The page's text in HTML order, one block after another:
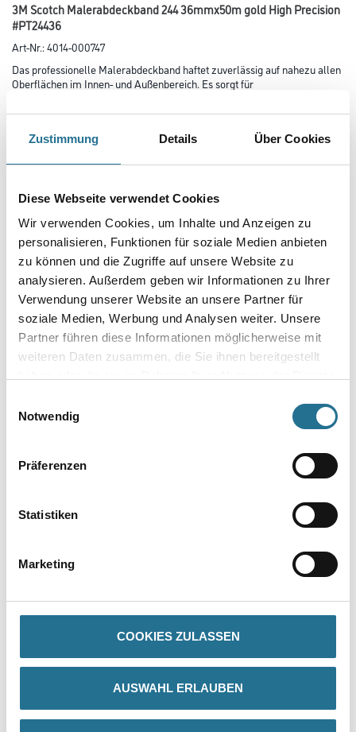
Zustimmung Details Über Cookies
Diese Webseite verwendet Cookies
Wir verwenden Cookies, um Inhalte und Anzeigen zu
personalisieren, Funktionen für soziale Medien anbieten
zu können und die Zugriffe auf unsere Website zu
analysieren. Außerdem geben wir Informationen zu Ihrer
Verwendung unserer Website an unsere Partner für
soziale Medien, Werbung und Analysen weiter. Unsere
Partner führen diese Informationen möglicherweise mit
weiteren Daten zusammen, die Sie ihnen bereitgestellt
Notwendig
Präferenzen
Statistiken
Marketing
COOKIES ZULASSEN
AUSWAHL ERLAUBEN
3M Scotch Malerabdeckband 244 36mmx50m gold High Precision
#PT24436
Art-Nr.:4014-000747
Das professionelle Malerabdeckband haftet zuverlässig auf nahezu allen
Oberflächen im Innen- und Außenbereich. Es sorgt für
150 Tagen rückstandsfrei entfernbar.
Farbtonbezeichnung
Breite in millimeter
Umrechnungsfaktoren
- Für nahezu alle Oberflächen geeignet
- Besonders scharfe Farbkanten
- UV-beständig und wasserfest imprägniert
- Lösemittelfrei